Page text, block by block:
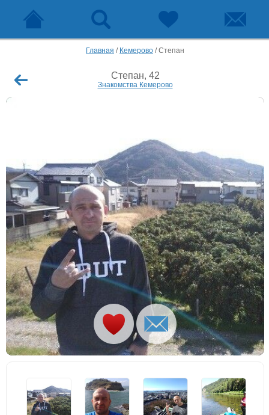
Главная / Кемерово /Степан
Степан, 42
Знакомства Кемерово